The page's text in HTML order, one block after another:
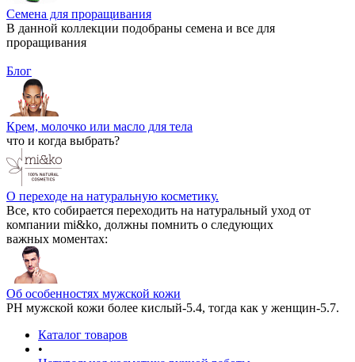
Семена для проращивания
В данной коллекции подобраны семена и все для
проращивания
Блог
Крем, молочко или масло для тела
что и когда выбрать?
О переходе на натуральную косметику.
Все, кто собирается переходить на натуральный уход от
компании mi&ko, должны помнить о следующих
важных моментах:
Об особенностях мужской кожи
РН мужской кожи более кислый-5.4, тогда как у женщин-5.7.
Каталог товаров
•